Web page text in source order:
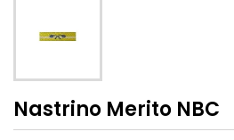
Nastrino Merito NBC